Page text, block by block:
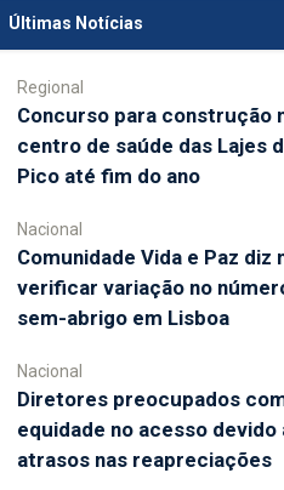
Últimas Notícias
Regional
Concurso para construção
centro de saúde das Lajes
Pico até fim do ano
Nacional
Comunidade Vida e Paz diz
verificar variação no
sem-abrigo em Lisboa
Nacional
Diretores preocupados
equidade no acesso devido
atrasos nas reapreciações